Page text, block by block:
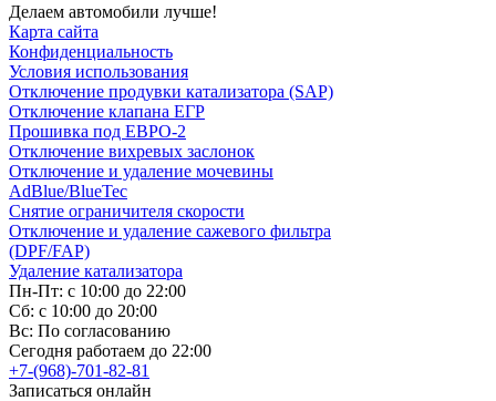
Делаем автомобили лучше!
Карта сайта
Конфиденциальность
Условия использования
Отключение продувки катализатора (SAP)
Отключение клапана ЕГР
Прошивка под ЕВРО-2
Отключение вихревых заслонок
Отключение и удаление мочевины
AdBlue/BlueTec
Снятие ограничителя скорости
Отключение и удаление сажевого фильтра
(DPF/FAP)
Удаление катализатора
Пн-Пт: с 10:00 до 22:00
Сб: с 10:00 до 20:00
Вс: По согласованию
Сегодня работаем до 22:00
+7-(968)-701-82-81
Записаться онлайн